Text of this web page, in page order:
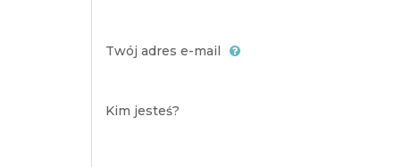
Twój adres e-mail
Kim jesteś?